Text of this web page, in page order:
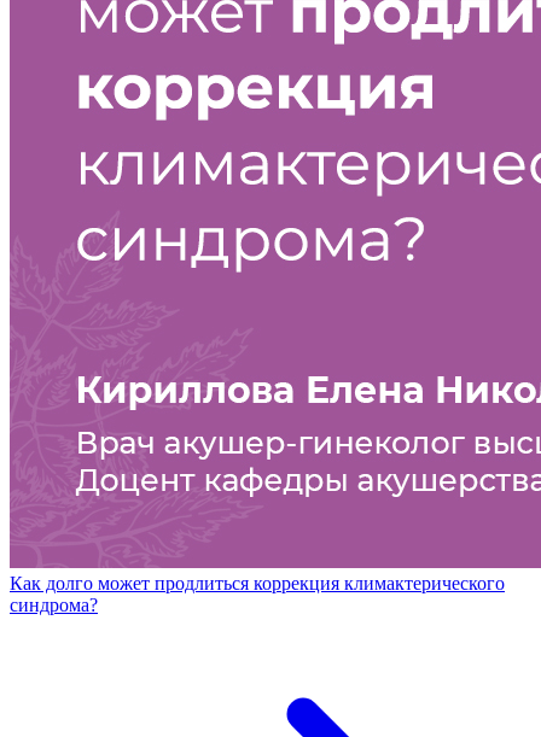
Как долго может продлиться коррекция климактерического
синдрома?